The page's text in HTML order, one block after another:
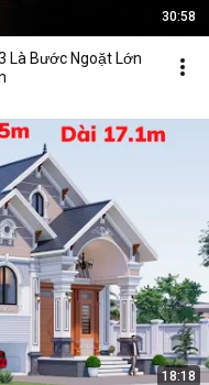
30:58
Là Bước Ngoặt Lớn
18:18